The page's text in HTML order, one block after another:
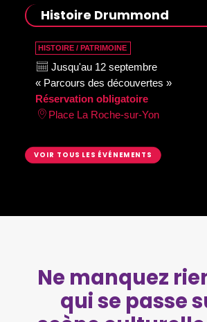
Histoire Drummond
HISTOIRE / PATRIMOINE
Jusqu'au 12 septembre
« Parcours des découvertes »
Réservation obligatoire
Place La Roche-sur-Yon
VOIR TOUS LES ÉVÉNEMENTS
Ne manquez
qui se passe